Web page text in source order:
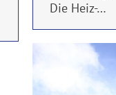
Die Heiz-…